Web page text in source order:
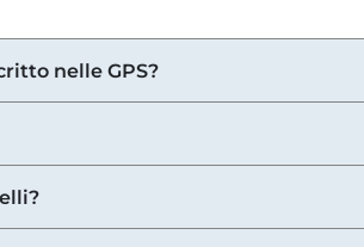
nelle GPS?